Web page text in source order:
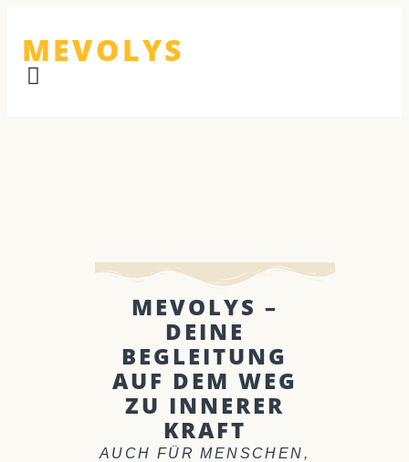
MEVOLYS
MEVOLYS –
DEINE
BEGLEITUNG
AUF DEM WEG
ZU INNERER
KRAFT
AUCH FÜR MENSCHEN,